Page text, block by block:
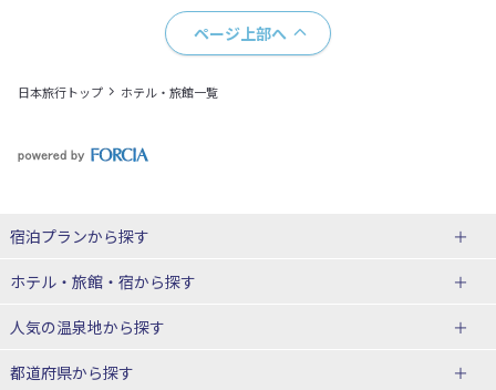
ページ上部へ
日本旅行トップ ホテル・旅館一覧
宿泊プランから探す
北海道
東北
青森県
ホテル・旅館・宿から探す
北海道ホテル・旅館
人気の温泉地から探す
北海道
都道府県から探す